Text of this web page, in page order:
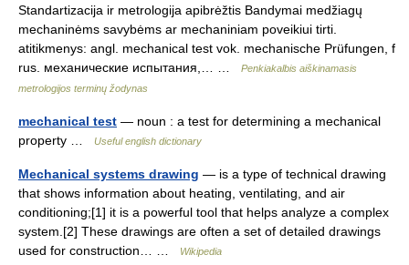
Standartizacija ir metrologija apibrėžtis Bandymai medžiagų
mechaninėms savybėms ar mechaniniam poveikiui tirti.
atitikmenys: angl. mechanical test vok. mechanische Prüfungen, f
rus. механические испытания,… …
Penkiakalbis aiškinamasis
metrologijos terminų žodynas
mechanical test — noun : a test for determining a mechanical
property …
Useful english dictionary
Mechanical systems drawing — is a type of technical drawing
that shows information about heating, ventilating, and air
conditioning;[1] it is a powerful tool that helps analyze a complex
system.[2] These drawings are often a set of detailed drawings
used for construction… …
Wikipedia